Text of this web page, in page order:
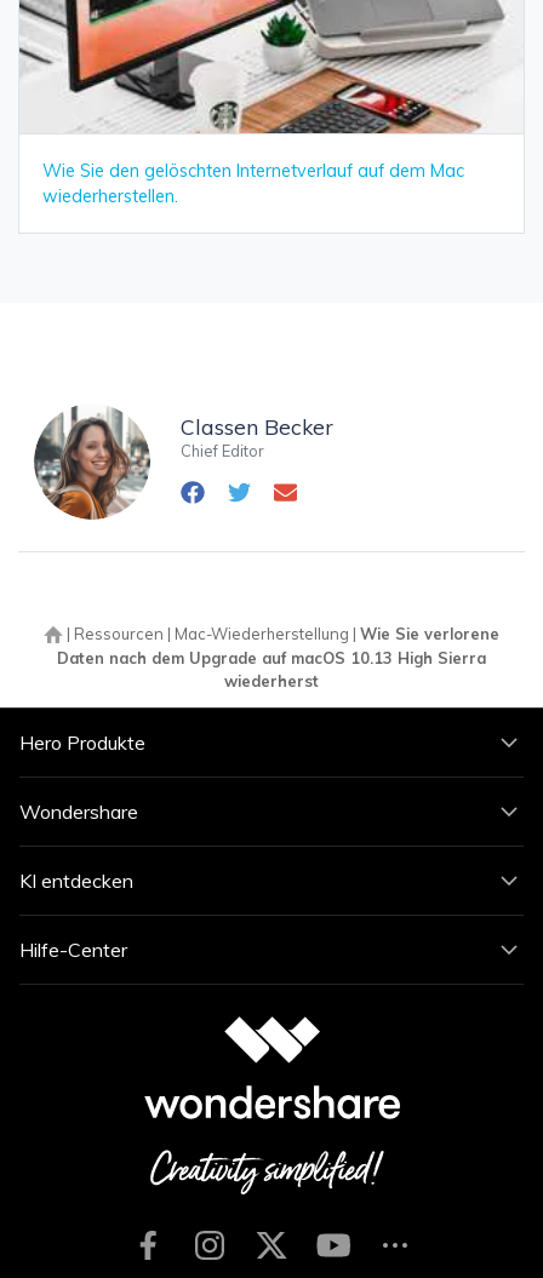
Wie Sie den gelöschten Internetverlauf auf dem Mac
wiederherstellen.
Classen Becker
Chief Editor
| Ressourcen | Mac-Wiederherstellung | Wie Sie verlorene
Daten nach dem Upgrade auf macOS 10.13 High Sierra
wiederherst
Hero Produkte
Wondershare
KI entdecken
Hilfe-Center